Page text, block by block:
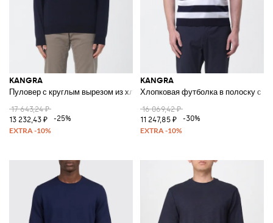
KANGRA
Пуловер с круглым вырезом из хлопка и шелка
17 643,24 ₽
13 232,43 ₽
-25%
KANGRA
Хлопковая футболка в полоску с
16 069,42 ₽
11 247,85 ₽
-30%